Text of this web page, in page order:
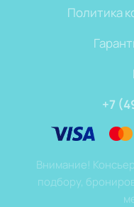
Политика
+7
Внимание!
подбору,